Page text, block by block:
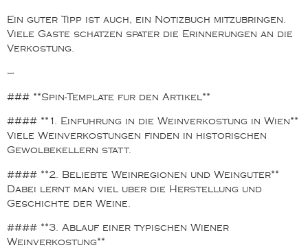
Ein guter Tipp ist auch, ein Notizbuch mitzubringen.
Viele Gaste schatzen spater die Erinnerungen an die
Verkostung.
—
### **Spin-Template fur den Artikel**
#### **1. Einfuhrung in die Weinverkostung in Wien**
Viele Weinverkostungen finden in historischen
Gewolbekellern statt.
#### **2. Beliebte Weinregionen und Weinguter**
Dabei lernt man viel uber die Herstellung und
Geschichte der Weine.
#### **3. Ablauf einer typischen Wiener
Weinverkostung**